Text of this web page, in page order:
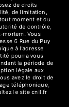
de droits
de limitation,
moment et du
de contrôle,
mortem. Vous
6 Rue du Puy
à l'adresse
pourra vous
la période de
légale aux
avez le droit de
téléphonique,
le site cnil.fr